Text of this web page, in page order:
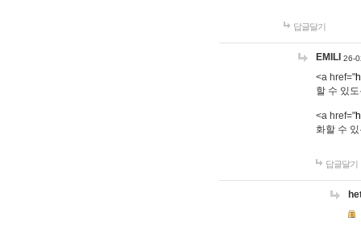
답글달기
EMILI 26-
<a href="
할 수 있
<a href="
화할 수
답글달기